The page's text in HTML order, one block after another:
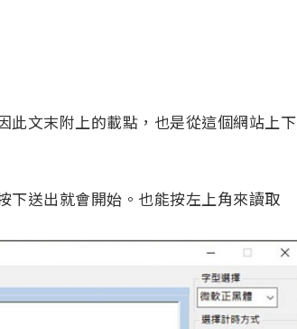
此文末附上的載點，也是從這個網站上下
下送出就會開始。也能按左上角來讀取